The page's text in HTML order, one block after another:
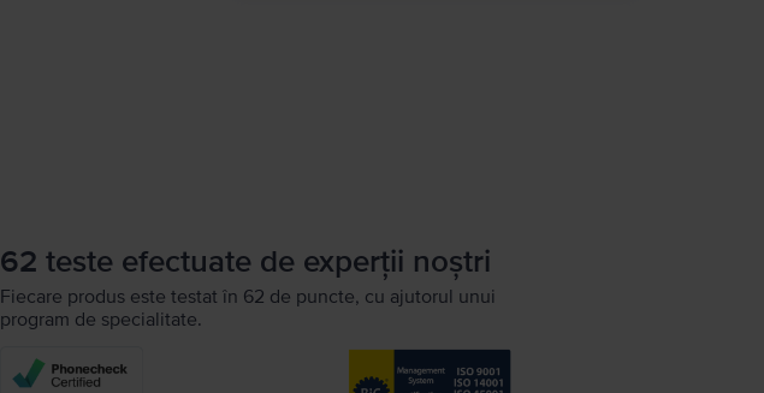
62 teste efectuate de experții noștri
Fiecare produs este testat în 62 de puncte, cu ajutorul unui
program de specialitate.